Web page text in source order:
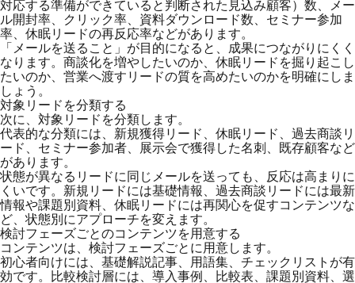
対応する準備ができていると判断された見込み顧客）数、メー
ル開封率、クリック率、資料ダウンロード数、セミナー参加
率、休眠リードの再反応率などがあります。
「メールを送ること」が目的になると、成果につながりにくく
なります。商談化を増やしたいのか、休眠リードを掘り起こし
たいのか、営業へ渡すリードの質を高めたいのかを明確にしま
しょう。
対象リードを分類する
次に、対象リードを分類します。
代表的な分類には、新規獲得リード、休眠リード、過去商談リ
ード、セミナー参加者、展示会で獲得した名刺、既存顧客など
があります。
状態が異なるリードに同じメールを送っても、反応は高まりに
くいです。新規リードには基礎情報、過去商談リードには最新
情報や課題別資料、休眠リードには再関心を促すコンテンツな
ど、状態別にアプローチを変えます。
検討フェーズごとのコンテンツを用意する
コンテンツは、検討フェーズごとに用意します。
初心者向けには、基礎解説記事、用語集、チェックリストが有
効です。比較検討層には、導入事例、比較表、課題別資料、選